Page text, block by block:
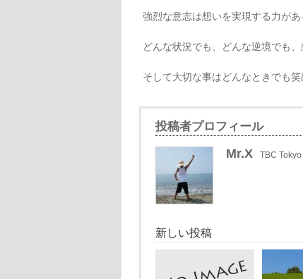
強烈な意志は想いを実現する力があ
どんな状況でも、どんな逆境でも
そして大切な事はどんなときでも
投稿者プロフィール
Mr.X TBC
新しい投稿